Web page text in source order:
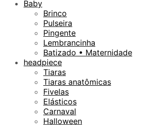
Baby
Brinco
Pulseira
Pingente
Lembrancinha
Batizado • Maternidade
headpiece
Tiaras
Tiaras anatômicas
Fivelas
Elásticos
Carnaval
Halloween